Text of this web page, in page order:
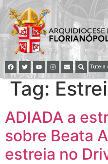
Tutela
Tag:
ADIADA a
sobre Beata
estreia no